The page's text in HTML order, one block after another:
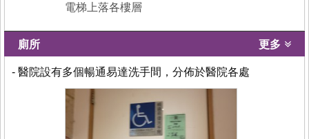
電梯上落各樓層
廁所 更多
- 醫院設有多個暢通易達洗手間，分佈於醫院各處